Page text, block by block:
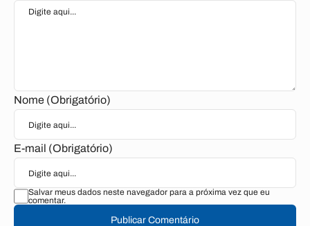
Nome (Obrigatório)
E-mail (Obrigatório)
Salvar meus dados neste navegador para a próxima vez que eu
comentar.
Publicar Comentário